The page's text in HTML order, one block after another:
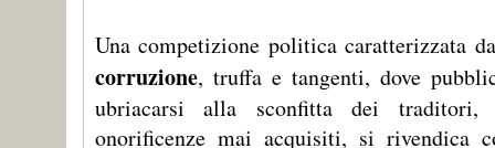
Una competizione politica caratterizzata
corruzione, truffa e tangenti, dove
ubriacarsi alla sconfitta dei
onorificenze mai acquisiti, si rivendica